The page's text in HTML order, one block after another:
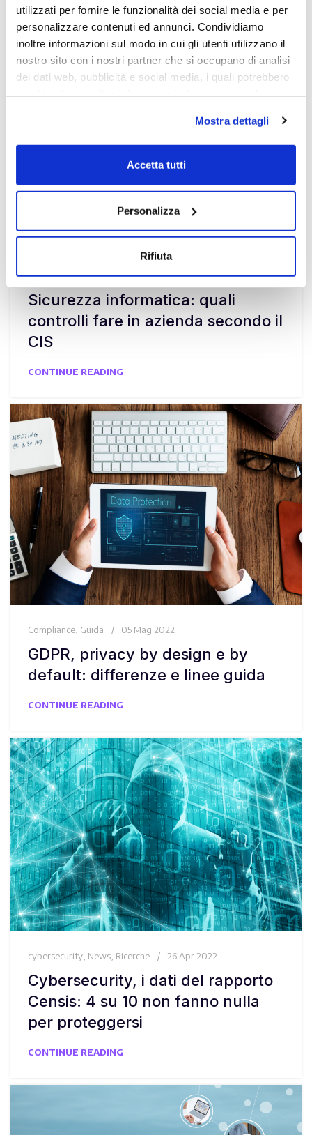
utilizzati per fornire le funzionalità dei social media e per
personalizzare contenuti ed annunci. Condividiamo
inoltre informazioni sul modo in cui gli utenti utilizzano il
nostro sito con i nostri partner che si occupano di analisi
dei dati web, pubblicità e social media, i quali potrebbero
Chiudendo il banner con la X oppure cliccando su Rifiuta
la navigazione proseguirà in assenza di cookie diversi da
Mostra dettagli
Accetta tutti
Personalizza
Rifiuta
CONTINUE READING
cybersecurity,report 12 Mag 2022
Sicurezza informatica: quali
controlli fare in azienda secondo il
CIS
CONTINUE READING
Compliance Guida 05 Mag 2022
GDPR, privacy by design e by
default: differenze e linee guida
CONTINUE READING
cybersecurity News Ricerche 26 Apr 2022
Cybersecurity, i dati del rapporto
Censis: 4 su 10 non fanno nulla
per proteggersi
CONTINUE READING